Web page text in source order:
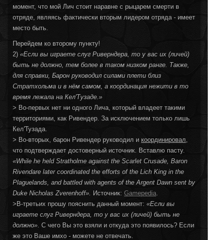
момент, что мой Лич стоит наравне с рыцарем смерти в
отряде, являясь фактически вторым лидером отряда - имеет
место быть.
Перейдем ко второму пункту!
2) «Если вы играете слуг Риверндера, то у вас их (личей)
быть не должно, тем более в таком низком ранге. Также,
для справки, Барон руководил силами плети близ
Стратхольма и в нём самом, а координация нежити в то
время лежала на Кел'Тузаде. »
> Во-первых нет ни одного Лича, который владеет такими
территориями, как Ривендер. За исключением только лишь
Кел'Тузада.
> Во-вторых, барон Ривендер руководил и координировал
что подтверждает достоверный источник. Вставлю пасту.
«While he held Stratholme against the Scarlet Crusade, Baron
Rivendare later coordinated the efforts of the Lich King in the
Plaguelands, and battled with agents of the Argent Dawn sent by
Duke Nicholas Zverenhoff»
Источник: Gamepedia
>В-третьих прошу пояснить данный момент: «Если вы
играете слуг Риверндера, то у вас их (личей) быть не
должно» . С чего Вы это взяли и откуда это появилось? Если
же это Ваше имхо - можете не отвечать.